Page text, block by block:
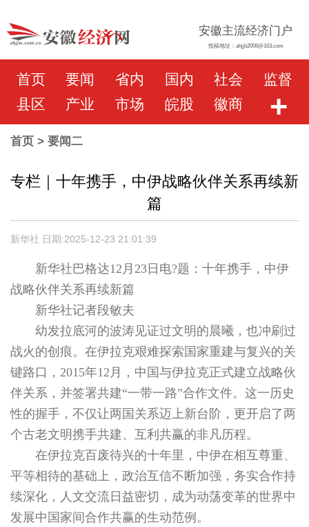
安徽主流经济门户
投稿地址：ahjjb2006@163.com
首页 要闻 省内 国内 社会
监督
县区
产业 市场 皖股 徽商 +
首页> 要闻二
专栏｜十年携手，中伊战略伙伴关系再续新
篇
新华社 日期:2025-12-23 21:01:39
新华社巴格达12月23日电?题：十年携手，中伊
战略伙伴关系再续新篇
新华社记者段敏夫
幼发拉底河的波涛见证过文明的晨曦，也冲刷过
战火的创痕。在伊拉克艰难探索国家重建与复兴的关
键路口，2015年12月，中国与伊拉克正式建立战略伙
伴关系，并签署共建“一带一路”合作文件。这一历史
性的握手，不仅让两国关系迈上新台阶，更开启了两
个古老文明携手共建、互利共赢的非凡历程。
在伊拉克百废待兴的十年里，中伊在相互尊重、
平等相待的基础上，政治互信不断加强，务实合作持
续深化，人文交流日益密切，成为动荡变革的世界中
发展中国家间合作共赢的生动范例。